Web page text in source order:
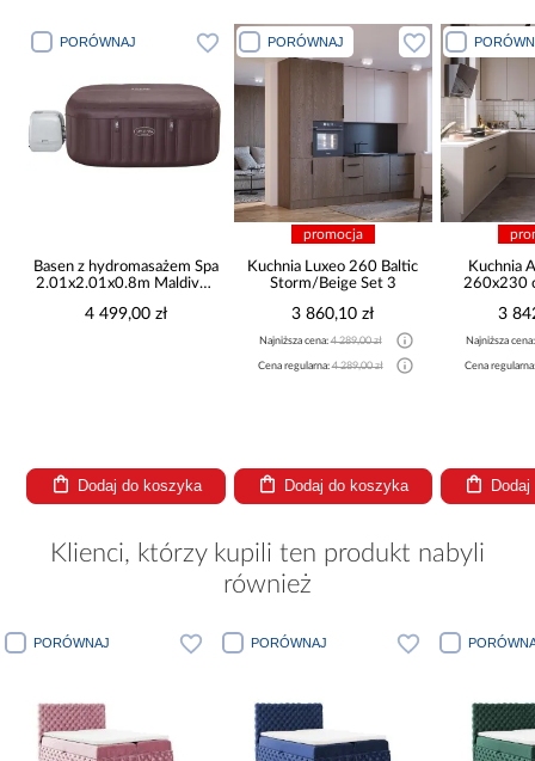
PORÓWNAJ
Basen z hydromasażem Spa
2.01x2.01x0.8m Maldives
4 499,00 zł
Dodaj do koszyka
PORÓWNAJ
promocja
Kuchnia Luxeo 260 Baltic
Storm/Beige Set 3
3 860,10 zł
Najniższa cena:4 289,00 zł
Cena regularna:4 289,00 zł
Dodaj do koszyka
Kuchnia
260x230
3
Najniższa
Cena
Klienci, którzy kupili ten produkt nabyli
również
PORÓWNAJ PORÓWNAJ